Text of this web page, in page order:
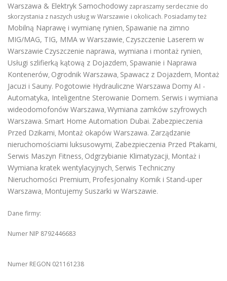
Warszawa & Elektryk Samochodowy zapraszamy serdecznie do
skorzystania z naszych usług w Warszawie i okolicach. Posiadamy też
Mobilną Naprawę i wymianę rynien, Spawanie na zimno
MIG/MAG, TIG, MMA w Warszawie, Czyszczenie Laserem w
Warszawie Czyszczenie naprawa, wymiana i montaż rynien,
Usługi szlifierką kątową z Dojazdem, Spawanie i Naprawa
Kontenerów, Ogrodnik Warszawa, Spawacz z Dojazdem, Montaż
Jacuzi i Sauny. Pogotowie Hydrauliczne Warszawa Domy AI -
Automatyka, Inteligentne Sterowanie Domem. Serwis i wymiana
wideodomofonów Warszawa, Wymiana zamków szyfrowych
Warszawa. Smart Home Automation Dubai. Zabezpieczenia
Przed Dzikami, Montaż okapów Warszawa. Zarządzanie
nieruchomościami luksusowymi, Zabezpieczenia Przed Ptakami,
Serwis Maszyn Fitness, Odgrzybianie Klimatyzacji, Montaż i
Wymiana kratek wentylacyjnych, Serwis Techniczny
Nieruchomości Premium, Profesjonalny Komik i Stand-uper
Warszawa, Montujemy Suszarki w Warszawie.
Dane firmy:
Numer NIP 8792446683
Numer REGON 021161238